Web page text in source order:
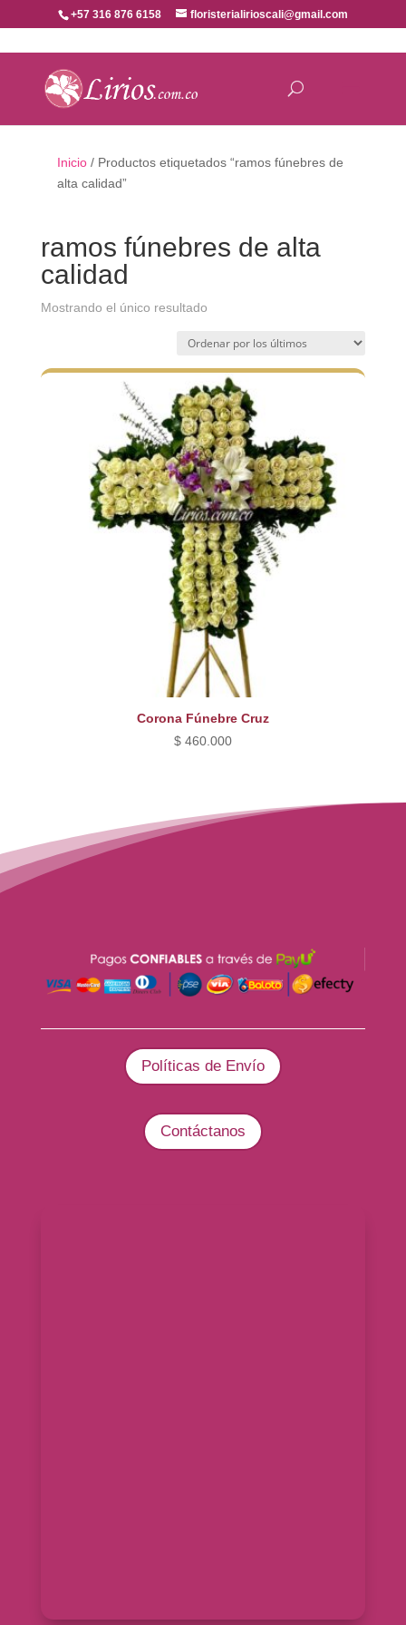
+57 316 876 6158 floristerialirioscali@gmail.com
Inicio/ Productos etiquetados “ramos fúnebres de
alta calidad”
ramos fúnebres de alta
calidad
Mostrando el único resultado
Corona Fúnebre Cruz
$460.000
Políticas de Envío
Contáctanos